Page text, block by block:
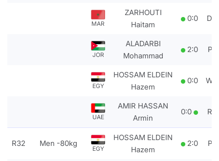
MAR
ZARHOUTI
Haitam
0:0
JOR
ALADARBI
Mohammad
2:0
EGY
HOSSAM ELDEIN
Hazem
0:0
UAE
AMIR HASSAN
Armin
0:0
R32 Men -80kg
EGY
HOSSAM ELDEIN
Hazem
2:0